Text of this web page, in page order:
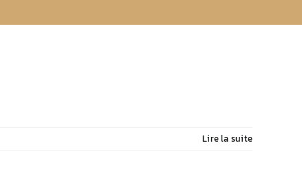
Lire la suite